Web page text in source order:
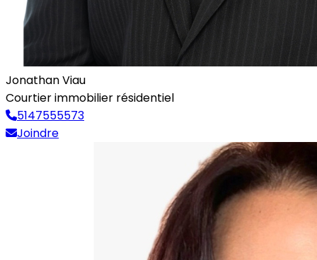
Jonathan Viau
Courtier immobilier résidentiel
5147555573
Joindre